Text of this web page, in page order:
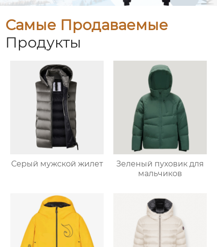
Самые Продаваемые
Продукты
Серый мужской жилет
Зеленый пуховик для
мальчиков